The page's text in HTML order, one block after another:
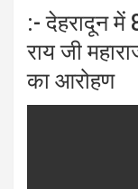
:- देहरादून में
राय जी
का आरोहण